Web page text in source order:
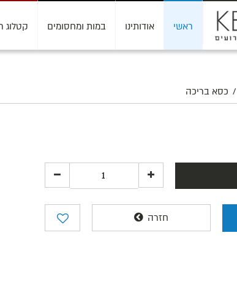
ראשי אודותינו במות ומחסומים קטלוג
/ כסא בריכה
חזרה